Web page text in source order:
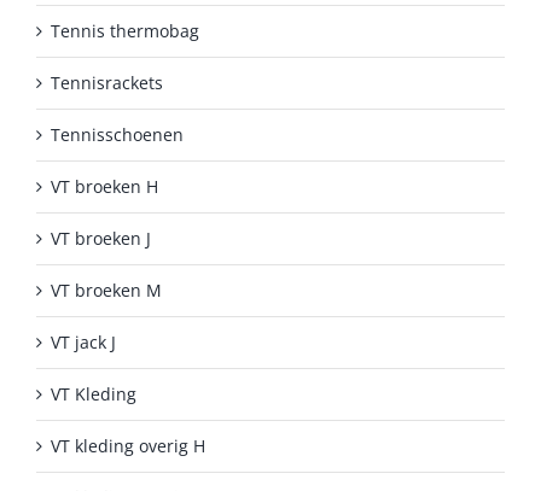
Tennis thermobag
Tennisrackets
Tennisschoenen
VT broeken H
VT broeken J
VT broeken M
VT jack J
VT Kleding
VT kleding overig H